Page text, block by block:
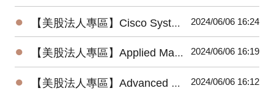
● 【美股法人專區】Cisco Systems (CSCO) 2024最新法說會重點摘要(5/15發布) 2024/06/06 16:24
● 【美股法人專區】Applied Materials (AMAT) 2024最新法說會重點摘要 (5/16發布) 2024/06/06 16:19
● 【美股法人專區】Advanced Micro Devices (AMD) 2024最新法說會重點摘要(4/30發布) 2024/06/06 16:12